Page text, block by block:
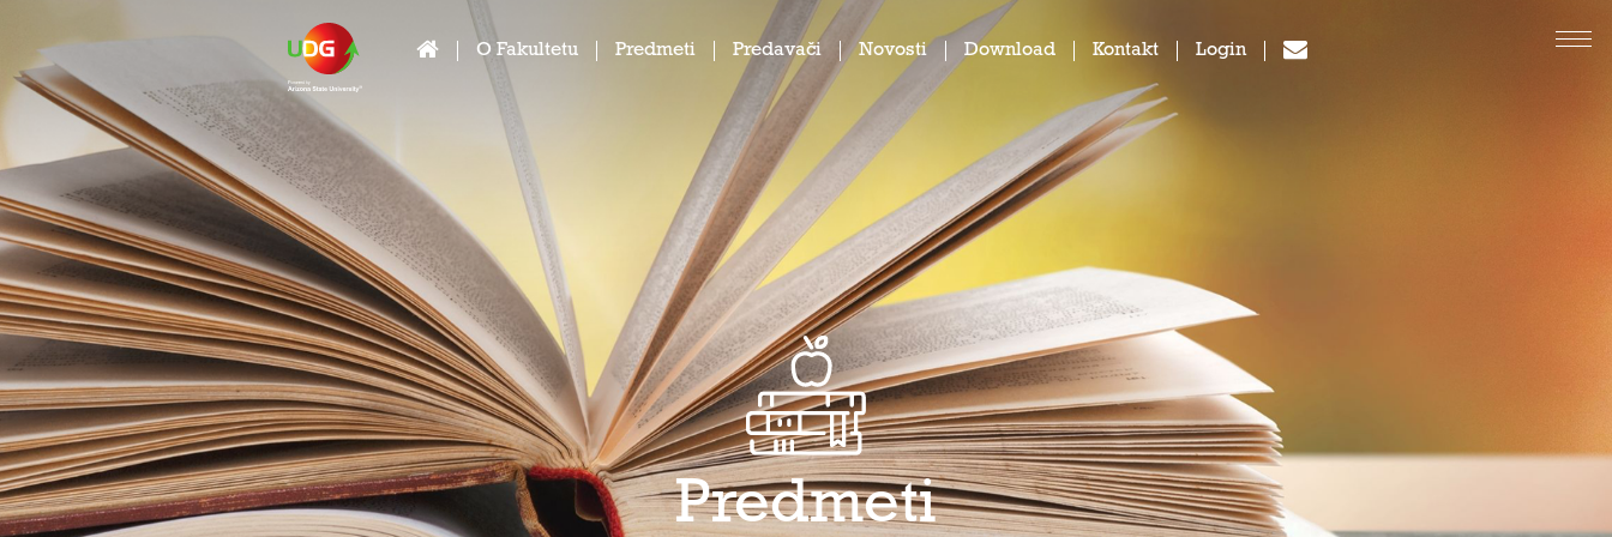
O Fakultetu Predmeti Predavači Novosti Download Kontakt Login
Predmeti